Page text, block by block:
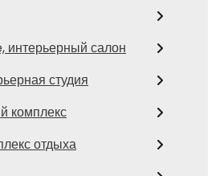
салон
студия
комплекс
отдыха